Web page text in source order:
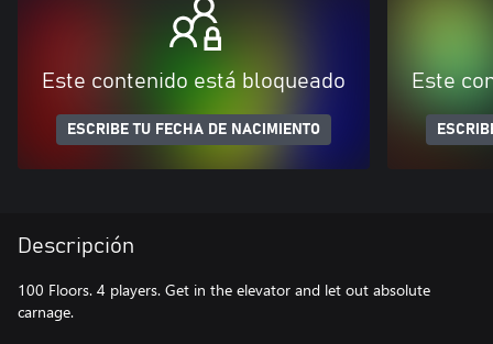
Este contenido está bloqueado
ESCRIBE TU FECHA DE NACIMIENTO
Este
Descripción
100 Floors. 4 players. Get in the elevator and let out absolute
carnage.